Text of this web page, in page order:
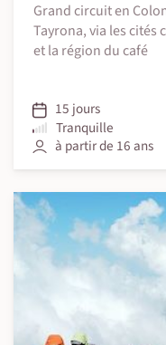
Grand circuit en
Tayrona, via les cités
et la région du café
15 jours
Tranquille
à partir de 16 ans